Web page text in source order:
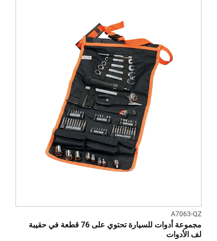
A7063-QZ
مجموعة أدوات للسيارة تحتوي على 76 قطعة في حقيبة
لف الأدوات